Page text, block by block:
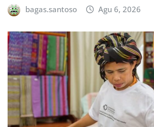
bagas.santoso Agu 6, 2026